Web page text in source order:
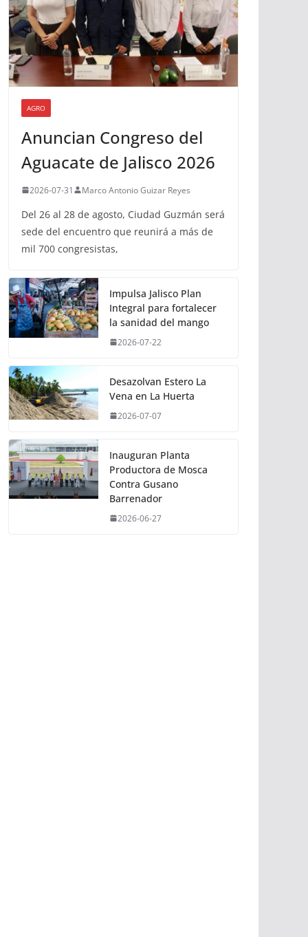
AGRO
Anuncian Congreso del
Aguacate de Jalisco 2026
2026-07-31 Marco Antonio Guizar Reyes
Del 26 al 28 de agosto, Ciudad Guzmán será
sede del encuentro que reunirá a más de
mil 700 congresistas,
Impulsa Jalisco Plan
Integral para fortalecer
la sanidad del mango
2026-07-22
Desazolvan Estero La
Vena en La Huerta
2026-07-07
Inauguran Planta
Productora de Mosca
Contra Gusano
Barrenador
2026-06-27